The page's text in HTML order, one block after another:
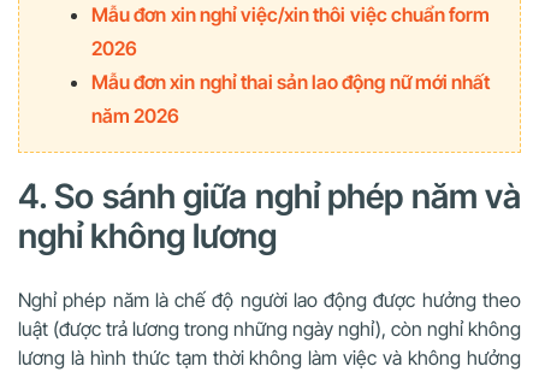
Mẫu đơn xin nghỉ việc/xin thôi việc chuẩn form
2026
Mẫu đơn xin nghỉ thai sản lao động nữ mới nhất
năm 2026
4. So sánh giữa nghỉ phép năm và
nghỉ không lương
Nghỉ phép năm là chế độ người lao động được hưởng theo
luật (được trả lương trong những ngày nghỉ), còn nghỉ không
lương là hình thức tạm thời không làm việc và không hưởng